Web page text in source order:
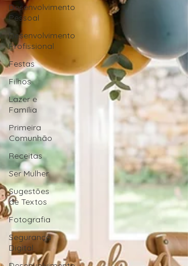
Desenvolvimento
Pessoal
Desenvolvimento
Profissional
Festas
Filhos
Lazer e
Família
Primeira
Comunhão
Receitas
Ser Mulher
Sugestões
de Textos
Fotografia
Segurança
Digital